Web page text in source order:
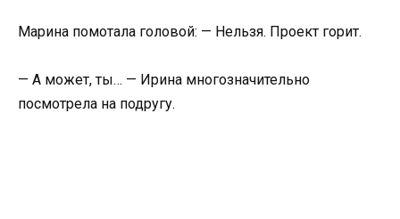
Марина помотала головой: — Нельзя. Проект горит.
— А может, ты… — Ирина многозначительно
посмотрела на подругу.